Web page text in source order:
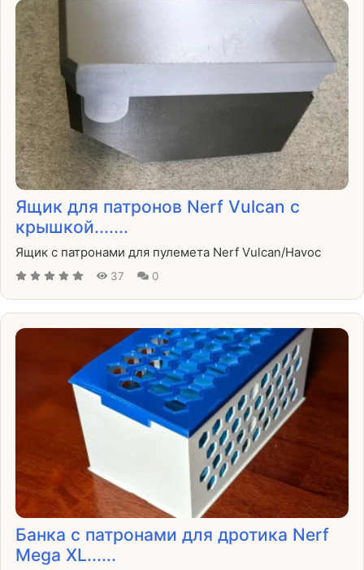
Ящик для патронов Nerf Vulcan с
крышкой.......
Ящик с патронами для пулемета Nerf Vulcan/Havoc
37 0
Банка с патронами для дротика Nerf
Mega XL......